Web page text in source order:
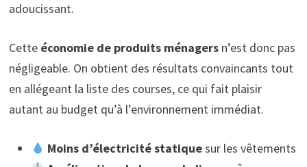
adoucissant.
Cette économie de produits ménagersn’est donc pas
négligeable. On obtient des résultats convaincants tout
en allégeant la liste des courses, ce qui fait plaisir
autant au budget qu’à l’environnement immédiat.
Moins d’électricité statiquesur les vêtements